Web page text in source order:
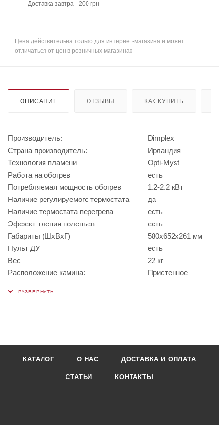
Доставка завтра - 200 грн
Цена действительна только для интернет-магазина и может
отличаться от цен в розничных магазинах
ОПИСАНИЕ ОТЗЫВЫ КАК КУПИТЬ
Производитель:
Dimplex
Страна производитель:
Ирландия
Технология пламени
Opti-Myst
Работа на обогрев
есть
Потребляемая мощность обогрев
1.2-2.2 кВт
Наличие регулируемого термостата
да
Наличие термостата перегрева
есть
Эффект тления поленьев
есть
Габариты (ШхВxГ)
580х652х261 мм
Пульт ДУ
есть
Вес
22 кг
Расположение камина:
Пристенное
КАТАЛОГ О НАС ДОСТАВКА И ОПЛАТА
СТАТЬИ КОНТАКТЫ